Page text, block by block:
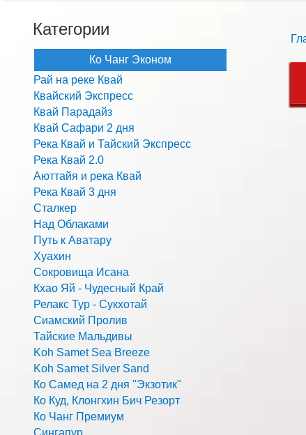
Категории
Ко Чанг Эконом
Рай на реке Квай
Квайский Экспресс
Квай Парадайз
Квай Сафари 2 дня
Река Квай и Тайский Экспресс
Река Квай 2.0
Аюттайя и река Квай
Река Квай 3 дня
Сталкер
Над Облаками
Путь к Аватару
Хуахин
Сокровища Исана
Кхао Яй - Чудесный Край
Релакс Тур - Сукхотай
Сиамский Пролив
Тайские Мальдивы
Koh Samet Sea Breeze
Koh Samet Silver Sand
Ко Самед на 2 дня "Экзотик"
Ко Куд, Клонгхин Бич Резорт
Ко Чанг Премиум
Сингапур